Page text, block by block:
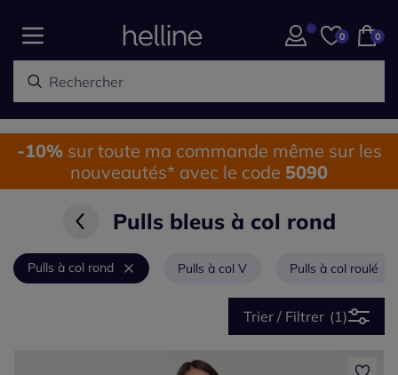
0 0
-10%sur toute ma commande même sur les
nouveautés* avec le code 5090
Pulls bleus à col rond
Pulls à col rond Pulls à col V Pulls à col roulé
Trier / Filtrer (1)